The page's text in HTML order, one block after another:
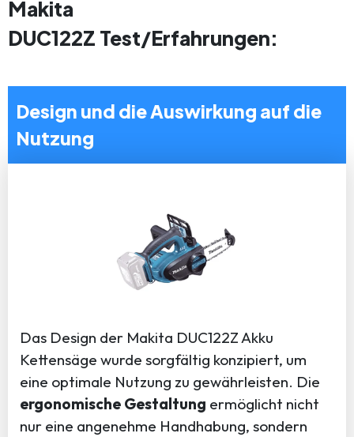
Makita
DUC122Z Test/Erfahrungen:
Design und die Auswirkung auf die
Nutzung
Das Design der Makita DUC122Z Akku
Kettensäge wurde sorgfältig konzipiert, um
eine optimale Nutzung zu gewährleisten. Die
ergonomische Gestaltung ermöglicht nicht
nur eine angenehme Handhabung, sondern